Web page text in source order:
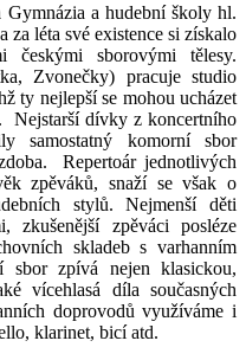
Gymnázia a hudební školy hl.
za léta své existence si získalo
českými sborovými tělesy.
Zvonečky) pracuje studio
ty nejlepší se mohou ucházet
Nejstarší dívky z koncertního
samostatný komorní sbor
Repertoár jednotlivých
zpěváků, snaží se však o
stylů. Nejmenší děti
zkušenější zpěváci posléze
skladeb s varhanním
sbor zpívá nejen klasickou,
vícehlasá díla současných
doprovodů využíváme i
klarinet, bicí atd.